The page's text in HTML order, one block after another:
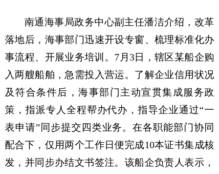
南通海事局政务中心副主任潘洁介绍，改革
落地后，海事部门迅速开设专窗、梳理标准化办
事流程、开展业务培训。7月3日，辖区某船企购
入两艘船舶，急需投入营运。了解企业信用状况
及符合条件后，海事部门主动宣贯集成服务政
策，指派专人全程帮办代办，指导企业通过“一
表申请”同步提交四类业务。在各职能部门协同
配合下，仅用两个工作日便完成10本证书集成核
发，并同步办结文书签注。该船企负责人表示，